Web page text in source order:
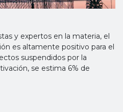
y expertos en la materia, el
es altamente positivo para el
suspendidos por la
se estima 6% de